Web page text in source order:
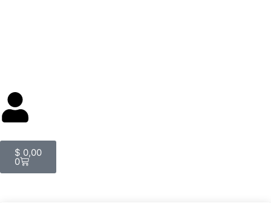
$ 0,00
0